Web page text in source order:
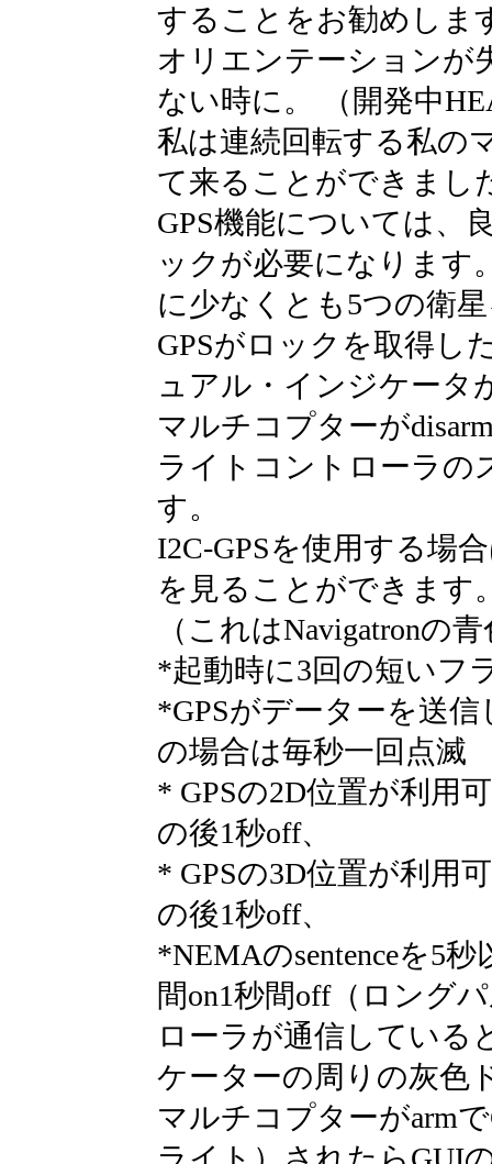
することをお勧めしま
オリエンテーションが
ない時に。 （開発中
私は連続回転する私の
て来ることができまし
GPS機能については、
ックが必要になります
に少なくとも5つの衛
GPSがロックを取得し
ュアル・インジケータ
マルチコプターが
ライトコントローラの
す。
I2C-GPSを使用する場
を見ることができます
（これはNavigatronの
*起動時に3回の短いフ
*GPSがデーターを送信
の場合は毎秒一回点滅
* GPSの2D位置が利用
の後1秒off、
* GPSの3D位置が利用
の後1秒off、
*NEMAのsentenceを5
間on1秒間off（ロング
ローラが通信している
ケーターの周りの灰色
マルチコプターがarm